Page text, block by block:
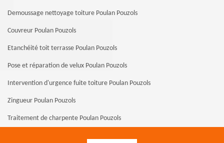
Demoussage nettoyage toiture Poulan Pouzols
Couvreur Poulan Pouzols
Etanchéité toit terrasse Poulan Pouzols
Pose et réparation de velux Poulan Pouzols
Intervention d'urgence fuite toiture Poulan Pouzols
Zingueur Poulan Pouzols
Traitement de charpente Poulan Pouzols